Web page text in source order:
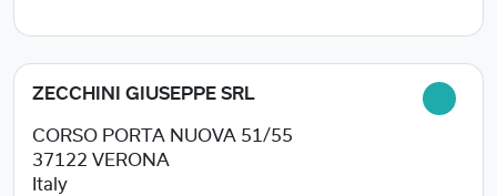
ZECCHINI GIUSEPPE SRL
CORSO PORTA NUOVA 51/55
37122 VERONA
Italy